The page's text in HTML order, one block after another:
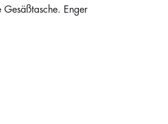
Gesäßtasche. Enger